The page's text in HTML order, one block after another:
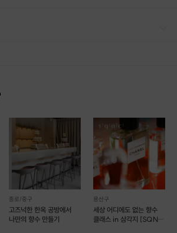
사용하실 수 있다면 어렵지 않아요.
전혀 생각나지 않는다면
기존 퍼품스티커도 있어요.
종로/중구
고즈넉한 한옥 공방에서
나만의 향수 만들기
용산구
세상 어디에도 없는 향수
클래스 in 삼각지 [SQNC